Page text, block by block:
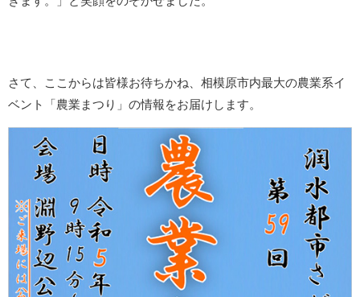
さて、ここからは皆様お待ちかね、相模原市内最大の農業系イ
ベント「農業まつり」の情報をお届けします。